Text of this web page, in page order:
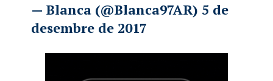
— Blanca (@Blanca97AR) 5 de
desembre de 2017